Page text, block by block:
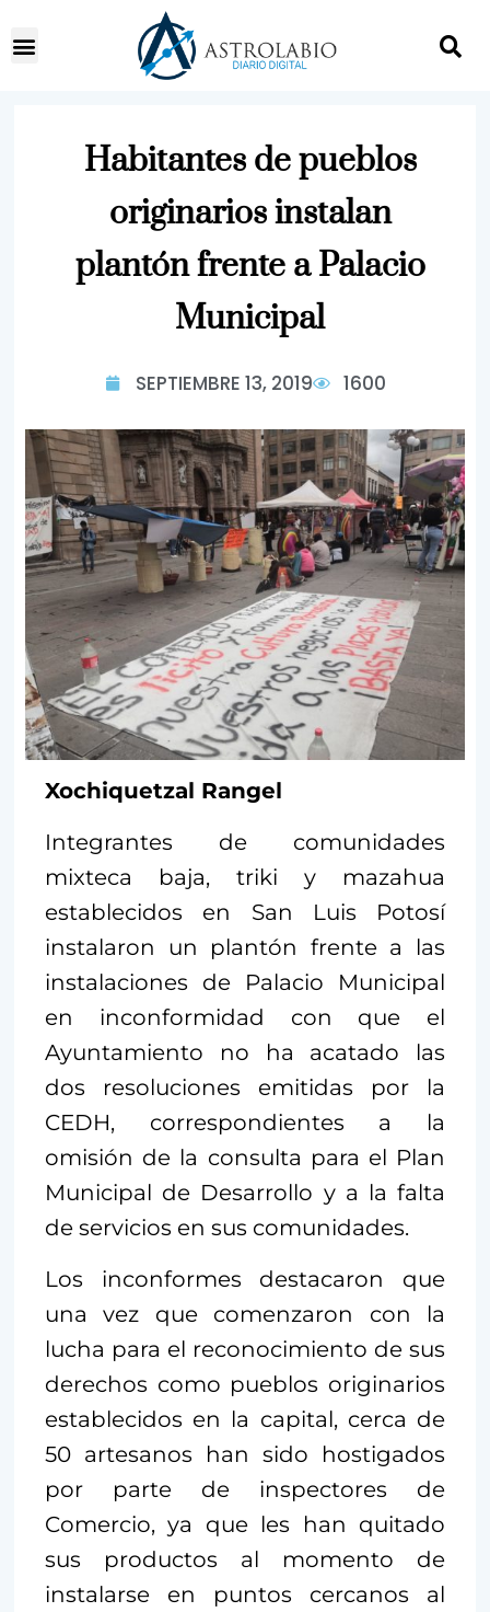
Habitantes de pueblos
originarios instalan
plantón frente a Palacio
Municipal
SEPTIEMBRE 13, 2019 1600
Xochiquetzal Rangel
Integrantes de comunidades
mixteca baja, triki y mazahua
establecidos en San Luis Potosí
instalaron un plantón frente a las
instalaciones de Palacio Municipal
en inconformidad con que el
Ayuntamiento no ha acatado las
dos resoluciones emitidas por la
CEDH, correspondientes a la
omisión de la consulta para el Plan
Municipal de Desarrollo y a la falta
de servicios en sus comunidades.
Los inconformes destacaron que
una vez que comenzaron con la
lucha para el reconocimiento de sus
derechos como pueblos originarios
establecidos en la capital, cerca de
50 artesanos han sido hostigados
por parte de inspectores de
Comercio, ya que les han quitado
sus productos al momento de
instalarse en puntos cercanos al